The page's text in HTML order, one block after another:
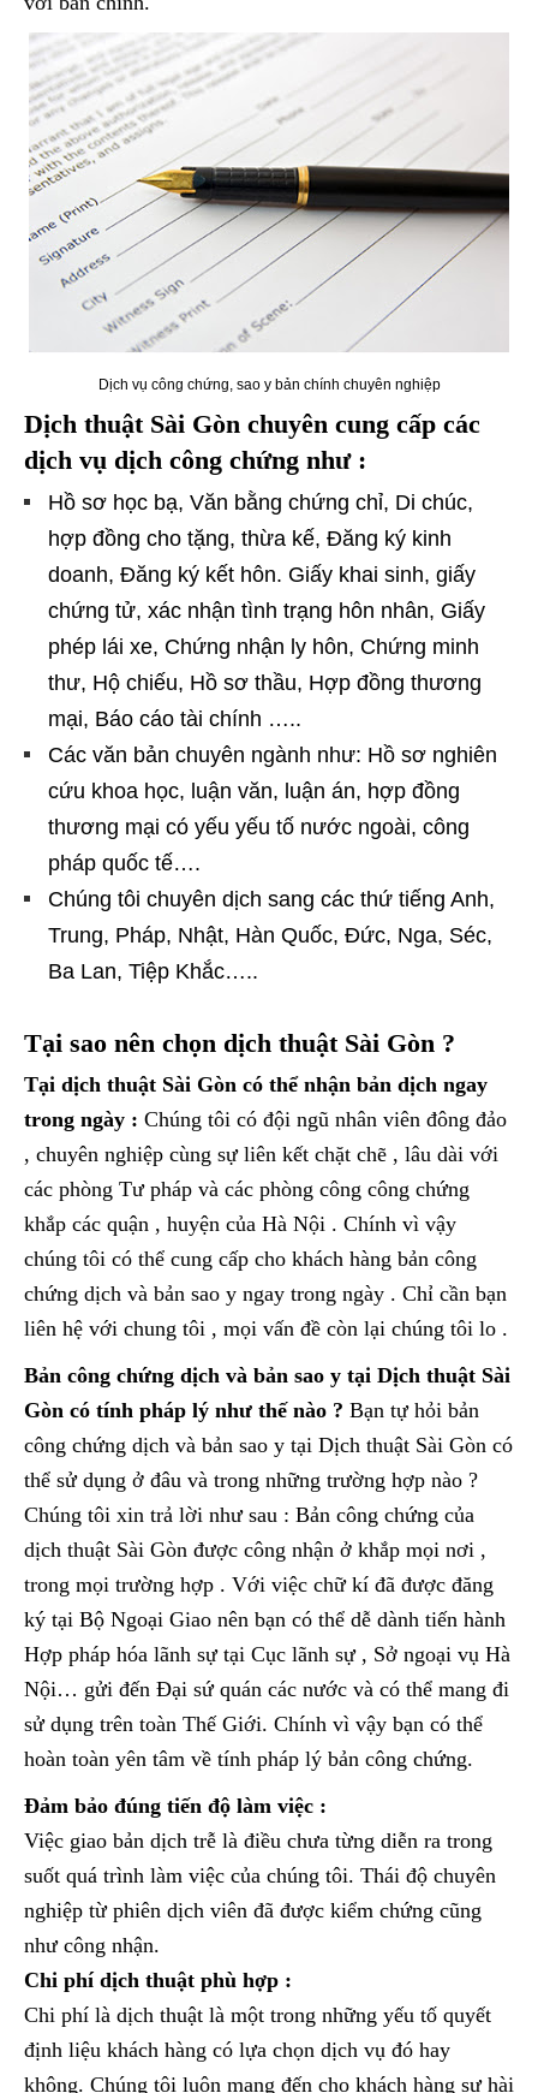
Dịch vụ công chứng, sao y bản chính chuyên nghiệp
Dịch thuật Sài Gòn chuyên cung cấp các
dịch vụ dịch công chứng như :
Hồ sơ học bạ, Văn bằng chứng chỉ, Di chúc,
hợp đồng cho tặng, thừa kế, Đăng ký kinh
doanh, Đăng ký kết hôn. Giấy khai sinh, giấy
chứng tử, xác nhận tình trạng hôn nhân, Giấy
phép lái xe, Chứng nhận ly hôn, Chứng minh
thư, Hộ chiếu, Hồ sơ thầu, Hợp đồng thương
mại, Báo cáo tài chính …..
Các văn bản chuyên ngành như: Hồ sơ nghiên
cứu khoa học, luận văn, luận án, hợp đồng
thương mại có yếu yếu tố nước ngoài, công
pháp quốc tế….
Chúng tôi chuyên dịch sang các thứ tiếng Anh,
Trung, Pháp, Nhật, Hàn Quốc, Đức, Nga, Séc,
Ba Lan, Tiệp Khắc…..
Tại sao nên chọn dịch thuật Sài Gòn ?
Tại dịch thuật Sài Gòn có thể nhận bản dịch ngay
trong ngày : Chúng tôi có đội ngũ nhân viên đông đảo
, chuyên nghiệp cùng sự liên kết chặt chẽ , lâu dài với
các phòng Tư pháp và các phòng công công chứng
khắp các quận , huyện của Hà Nội . Chính vì vậy
chúng tôi có thể cung cấp cho khách hàng bản công
chứng dịch và bản sao y ngay trong ngày . Chỉ cần bạn
liên hệ với chung tôi , mọi vấn đề còn lại chúng tôi lo .
Bản công chứng dịch và bản sao y tại Dịch thuật Sài
Gòn có tính pháp lý như thế nào ? Bạn tự hỏi bản
công chứng dịch và bản sao y tại Dịch thuật Sài Gòn có
thể sử dụng ở đâu và trong những trường hợp nào ?
Chúng tôi xin trả lời như sau : Bản công chứng của
dịch thuật Sài Gòn được công nhận ở khắp mọi nơi ,
trong mọi trường hợp . Với việc chữ kí đã được đăng
ký tại Bộ Ngoại Giao nên bạn có thể dễ dành tiến hành
Hợp pháp hóa lãnh sự tại Cục lãnh sự , Sở ngoại vụ Hà
Nội… gửi đến Đại sứ quán các nước và có thể mang đi
sử dụng trên toàn Thế Giới. Chính vì vậy bạn có thể
hoàn toàn yên tâm về tính pháp lý bản công chứng.
Đảm bảo đúng tiến độ làm việc :
Việc giao bản dịch trễ là điều chưa từng diễn ra trong
suốt quá trình làm việc của chúng tôi. Thái độ chuyên
nghiệp từ phiên dịch viên đã được kiểm chứng cũng
như công nhận.
Chi phí dịch thuật phù hợp :
Chi phí là dịch thuật là một trong những yếu tố quyết
định liệu khách hàng có lựa chọn dịch vụ đó hay
không. Chúng tôi luôn mang đến cho khách hàng sự hài